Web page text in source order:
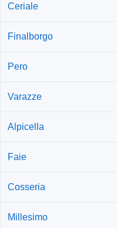
Ceriale
Finalborgo
Pero
Varazze
Alpicella
Faie
Cosseria
Millesimo